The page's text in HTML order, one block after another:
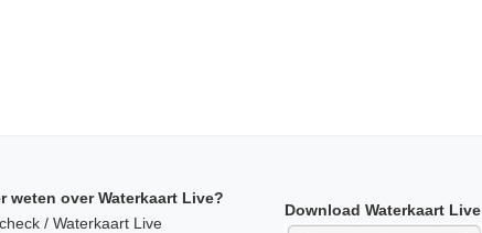
weten over Waterkaart Live?
/ Waterkaart Live
Download Waterkaart Live